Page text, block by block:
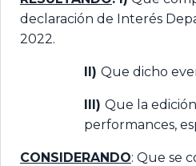
declaración de Interés
2022.
II) Que dicho
III) Que la
performances,
CONSIDERANDO: Que se